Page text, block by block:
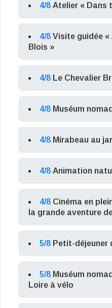
4/8 Atelier « Dans
4/8 Visite guidée
Blois »
4/8 Le Chevalier
4/8 Muséum
4/8 Mirabeau au
4/8 Animation
4/8 Cinéma en
la grande aventure
5/8 Petit-déjeuner
5/8 Muséum
Loire à vélo